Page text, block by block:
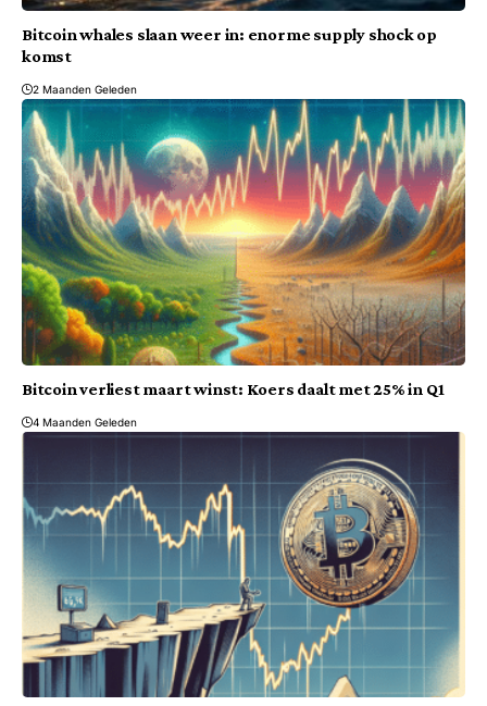
Bitcoin whales slaan weer in: enorme supply shock op
komst
2 Maanden Geleden
Bitcoin verliest maart winst: Koers daalt met 25% in Q1
4 Maanden Geleden